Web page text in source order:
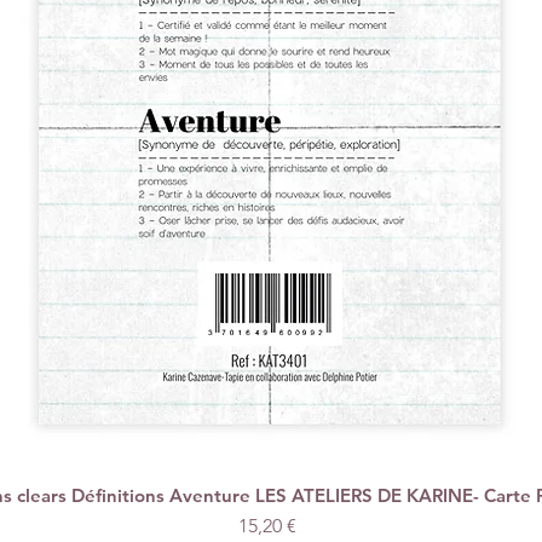
Vista rápida
clears Définitions Aventure LES ATELIERS DE KARINE- Carte
Precio
15,20 €